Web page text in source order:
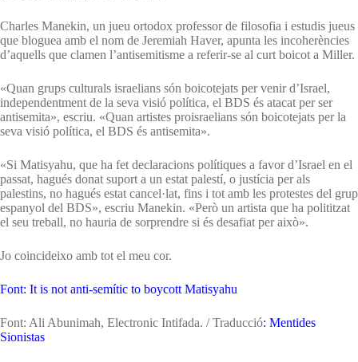
Charles Manekin, un jueu ortodox professor de filosofia i estudis jueus
que bloguea amb el nom de Jeremiah Haver, apunta les incoherències
d’aquells que clamen l’antisemitisme a referir-se al curt boicot a Miller.
«Quan grups culturals israelians són boicotejats per venir d’Israel,
independentment de la seva visió política, el BDS és atacat per ser
antisemita», escriu. «Quan artistes proisraelians són boicotejats per la
seva visió política, el BDS és antisemita».
«Si Matisyahu, que ha fet declaracions polítiques a favor d’Israel en el
passat, hagués donat suport a un estat palestí, o justícia per als
palestins, no hagués estat cancel·lat, fins i tot amb les protestes del grup
espanyol del BDS», escriu Manekin. «Però un artista que ha polititzat
el seu treball, no hauria de sorprendre si és desafiat per això».
Jo coincideixo amb tot el meu cor.
Font: It is not anti-semític to boycott Matisyahu
Font: Ali Abunimah, Electronic Intifada. / Traducció: Mentides
Sionistas